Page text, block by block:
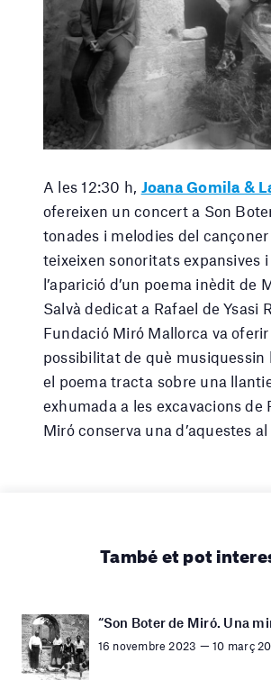
A les 12:30 h, Joana Gomila &
ofereixen un concert a Son
tonades i melodies del cançoner
teixeixen sonoritats expansives
l’aparició d’un poema inèdit de
Salvà dedicat a Rafael de Ysasi
Fundació Miró Mallorca va
possibilitat de què musiquessin
el poema tracta sobre una
exhumada a les excavacions de
Miró conserva una d’aquestes al
També et pot
“Son Boter de Miró. Una
16 novembre 2023 — 10 març